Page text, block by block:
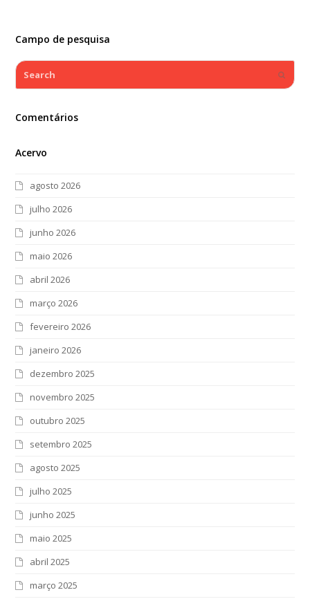
Campo de pesquisa
Search
Comentários
Acervo
agosto 2026
julho 2026
junho 2026
maio 2026
abril 2026
março 2026
fevereiro 2026
janeiro 2026
dezembro 2025
novembro 2025
outubro 2025
setembro 2025
agosto 2025
julho 2025
junho 2025
maio 2025
abril 2025
março 2025